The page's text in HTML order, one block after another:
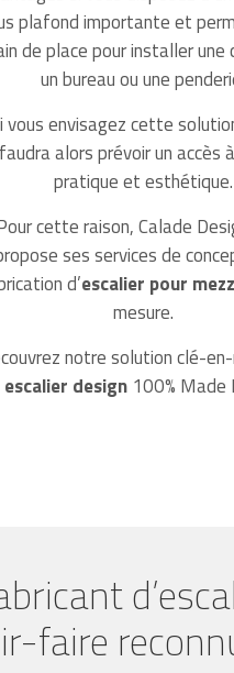
plafond importante et
de place pour installer une
un bureau ou une
vous envisagez cette
faudra alors prévoir un accès
pratique et esthétique.
cette raison, Calade
ses services de
d’escalier pour
mesure.
notre solution clé-
escalier design100% Made
faire